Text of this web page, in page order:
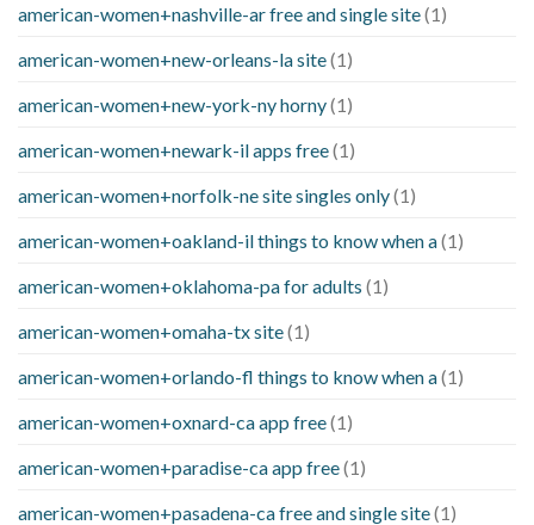
american-women+nashville-ar free and single site(1)
american-women+new-orleans-la site(1)
american-women+new-york-ny horny(1)
american-women+newark-il apps free(1)
american-women+norfolk-ne site singles only(1)
american-women+oakland-il things to know when a(1)
american-women+oklahoma-pa for adults (1)
american-women+omaha-tx site(1)
american-women+orlando-fl things to know when a(1)
american-women+oxnard-ca app free(1)
american-women+paradise-ca app free(1)
american-women+pasadena-ca free and single site(1)